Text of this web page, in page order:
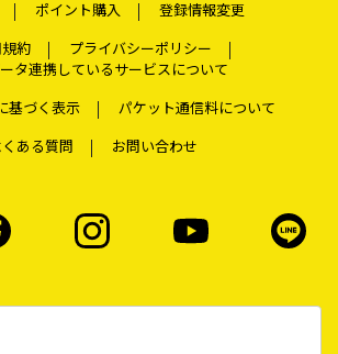
ポイント購入
登録情報変更
約
プライバシーポリシー
タ連携しているサービスについて
基づく表示
パケット通信料について
くある質問
お問い合わせ